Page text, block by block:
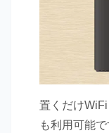
置くだけWiFi
も利用可能で